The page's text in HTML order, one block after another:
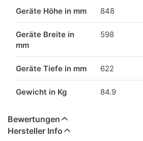
Geräte Höhe in mm 848
Geräte Breite in
mm
598
Geräte Tiefe in mm 622
Gewicht in Kg 84.9
Bewertungen
Hersteller Info